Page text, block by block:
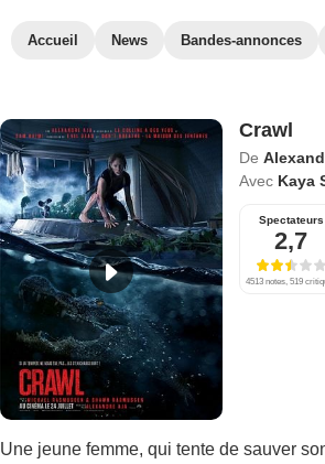
Accueil News Bandes-annonces
Crawl
De
Avec Kaya
Spectateurs
2,7
4513 notes, 519
Une jeune femme, qui tente de sauver